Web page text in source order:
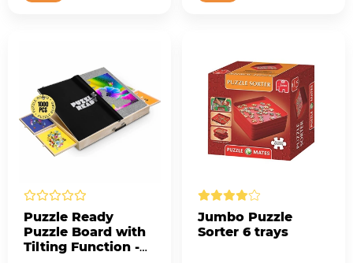
Puzzle Ready
Puzzle Board with
Tilting Function -
Jumbo Puzzle
Sorter 6 trays